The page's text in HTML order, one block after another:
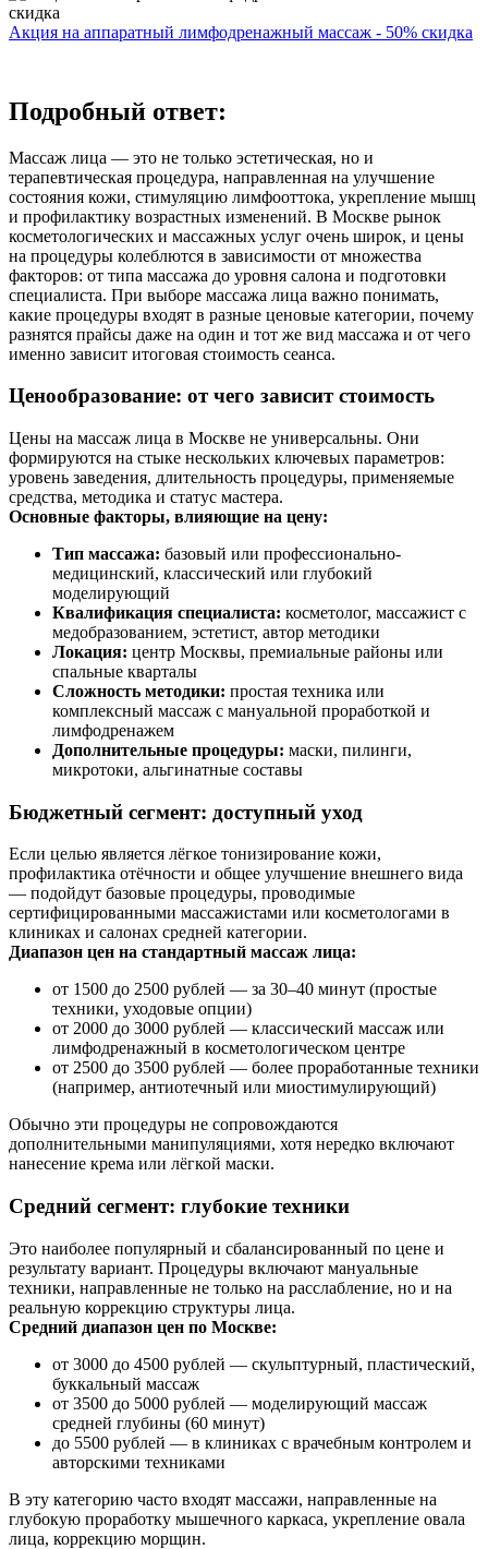
Акция на аппаратный лимфодренажный массаж - 50% скидка
Подробный ответ:
Массаж лица — это не только эстетическая, но и
терапевтическая процедура, направленная на улучшение
состояния кожи, стимуляцию лимфооттока, укрепление мышц
и профилактику возрастных изменений. В Москве рынок
косметологических и массажных услуг очень широк, и цены
на процедуры колеблются в зависимости от множества
факторов: от типа массажа до уровня салона и подготовки
специалиста. При выборе массажа лица важно понимать,
какие процедуры входят в разные ценовые категории, почему
разнятся прайсы даже на один и тот же вид массажа и от чего
именно зависит итоговая стоимость сеанса.
Ценообразование: от чего зависит стоимость
Цены на массаж лица в Москве не универсальны. Они
формируются на стыке нескольких ключевых параметров:
уровень заведения, длительность процедуры, применяемые
средства, методика и статус мастера.
Основные факторы, влияющие на цену:
Тип массажа: базовый или профессионально-
медицинский, классический или глубокий
моделирующий
Квалификация специалиста: косметолог, массажист с
медобразованием, эстетист, автор методики
Локация: центр Москвы, премиальные районы или
спальные кварталы
Сложность методики: простая техника или
комплексный массаж с мануальной проработкой и
лимфодренажем
Дополнительные процедуры: маски, пилинги,
микротоки, альгинатные составы
Бюджетный сегмент: доступный уход
Если целью является лёгкое тонизирование кожи,
профилактика отёчности и общее улучшение внешнего вида
— подойдут базовые процедуры, проводимые
сертифицированными массажистами или косметологами в
клиниках и салонах средней категории.
Диапазон цен на стандартный массаж лица:
от 1500 до 2500 рублей — за 30–40 минут (простые
техники, уходовые опции)
от 2000 до 3000 рублей — классический массаж или
лимфодренажный в косметологическом центре
от 2500 до 3500 рублей — более проработанные техники
(например, антиотечный или миостимулирующий)
Обычно эти процедуры не сопровождаются
дополнительными манипуляциями, хотя нередко включают
нанесение крема или лёгкой маски.
Средний сегмент: глубокие техники
Это наиболее популярный и сбалансированный по цене и
результату вариант. Процедуры включают мануальные
техники, направленные не только на расслабление, но и на
реальную коррекцию структуры лица.
Средний диапазон цен по Москве:
от 3000 до 4500 рублей — скульптурный, пластический,
буккальный массаж
от 3500 до 5000 рублей — моделирующий массаж
средней глубины (60 минут)
до 5500 рублей — в клиниках с врачебным контролем и
авторскими техниками
В эту категорию часто входят массажи, направленные на
глубокую проработку мышечного каркаса, укрепление овала
лица, коррекцию морщин.